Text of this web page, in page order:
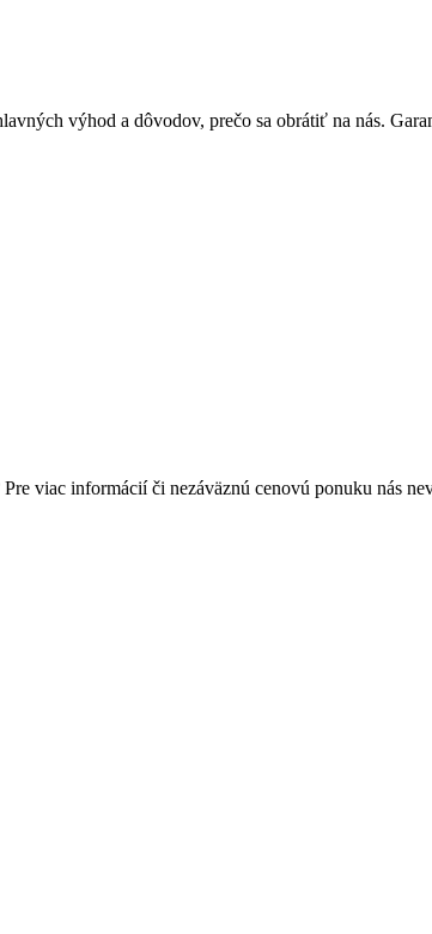
výhod a dôvodov, prečo sa obrátiť na nás.
viac informácií či nezáväznú cenovú ponuku nás